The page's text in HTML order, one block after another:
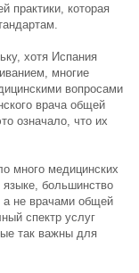
практики, которая
хотя Испания
многие
вопросами
врача общей
означало, что их
много медицинских
большинство
а не врачами общей
спектр услуг
так важны для